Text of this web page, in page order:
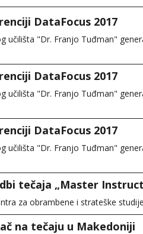
DataFocus 2017
učilišta "Dr. Franjo Tuđman"
DataFocus 2017
učilišta "Dr. Franjo Tuđman"
DataFocus 2017
učilišta "Dr. Franjo Tuđman"
tečaja „Master
za obrambene i strateške
na tečaju u Makedoniji